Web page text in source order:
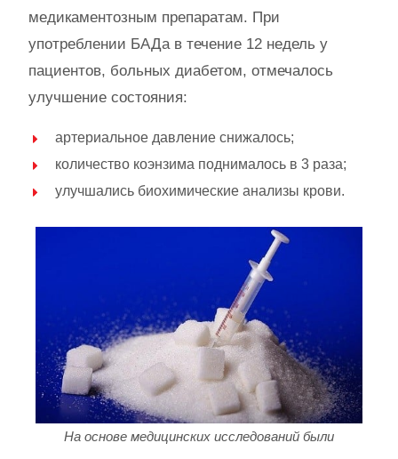
медикаментозным препаратам. При
употреблении БАДа в течение 12 недель у
пациентов, больных диабетом, отмечалось
улучшение состояния:
артериальное давление снижалось;
количество коэнзима поднималось в 3 раза;
улучшались биохимические анализы крови.
На основе медицинских исследований были